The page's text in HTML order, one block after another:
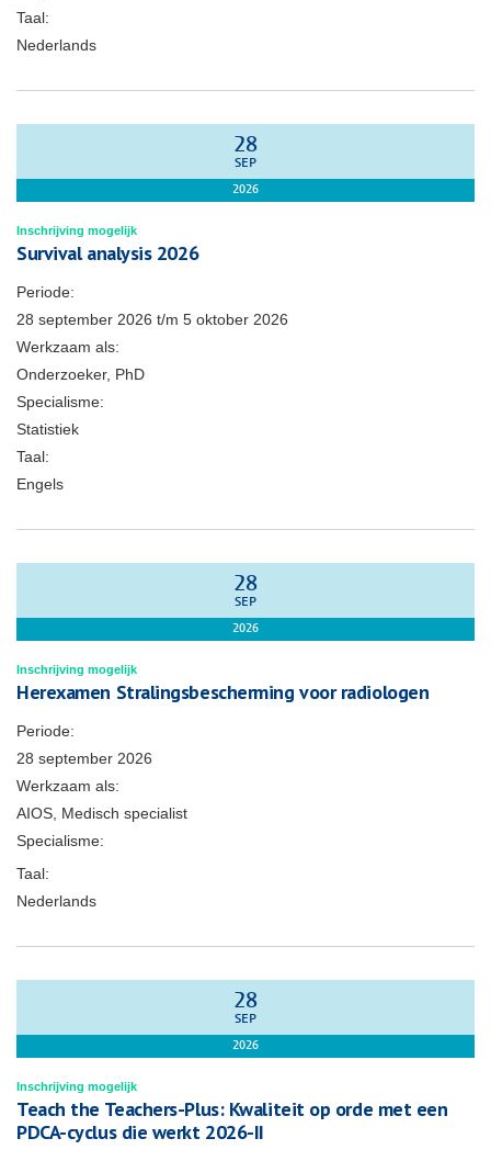
Taal:
Nederlands
28
SEP
2026
Inschrijving mogelijk
Survival analysis 2026
Periode:
28 september 2026 t/m 5 oktober 2026
Werkzaam als:
Onderzoeker, PhD
Specialisme:
Statistiek
Taal:
Engels
28
SEP
2026
Inschrijving mogelijk
Herexamen Stralingsbescherming voor radiologen
Periode:
28 september 2026
Werkzaam als:
AIOS, Medisch specialist
Specialisme:
Taal:
Nederlands
28
SEP
2026
Inschrijving mogelijk
Teach the Teachers-Plus: Kwaliteit op orde met een
PDCA-cyclus die werkt 2026-II